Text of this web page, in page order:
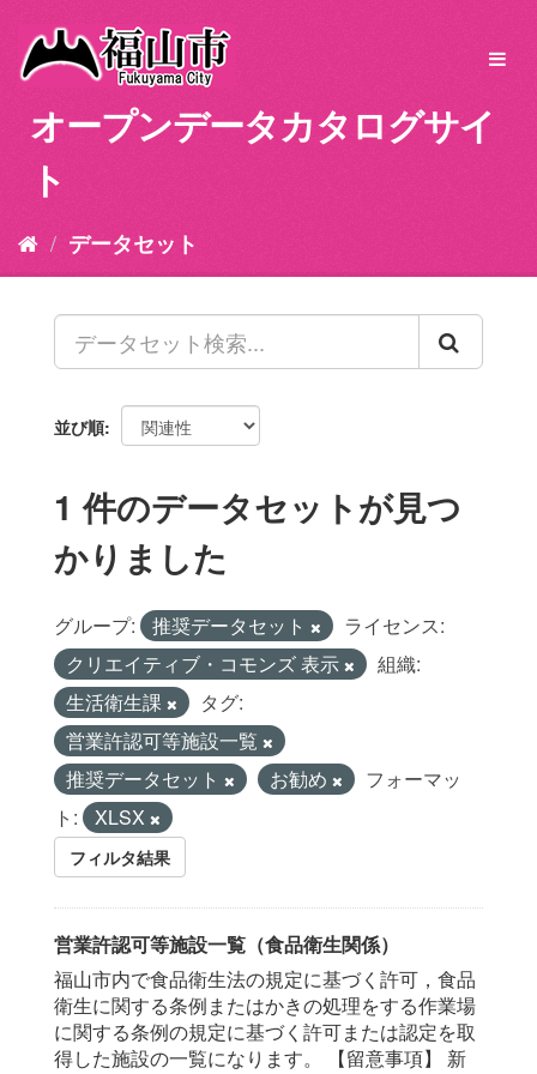
オープンデータカタログサイ
ト
データセット
並び順
1 件のデータセットが見つ
かりました
グループ: 推奨データセット
ライセンス:
クリエイティブ・コモンズ 表示
組織:
生活衛生課
タグ:
営業許認可等施設一覧
推奨データセット
お勧め
フォーマッ
ト:
XLSX
フィルタ結果
営業許認可等施設一覧（食品衛生関係）
福山市内で食品衛生法の規定に基づく許可，食品
衛生に関する条例またはかきの処理をする作業場
に関する条例の規定に基づく許可または認定を取
得した施設の一覧になります。 【留意事項】 新